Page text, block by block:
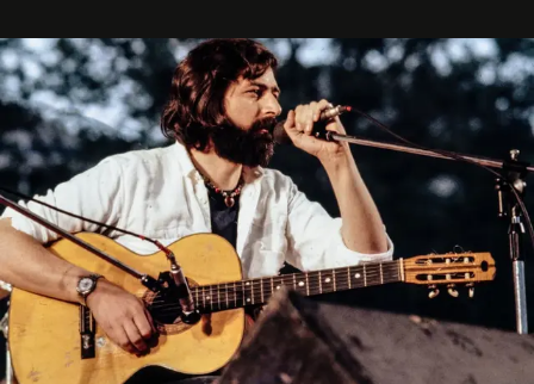
uno dei documenti più contemporanei che abbiamo.